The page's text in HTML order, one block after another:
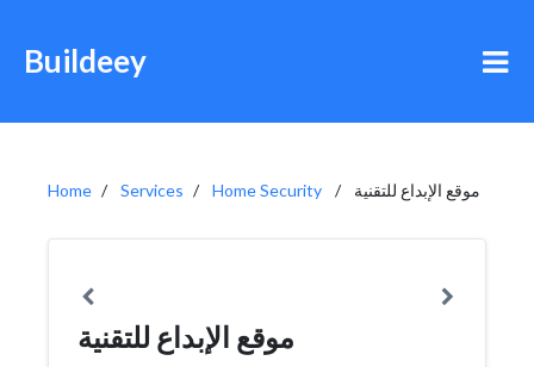
Buildeey
Home Services Home Security موقع الإبداع للتقنية
موقع الإبداع للتقنية